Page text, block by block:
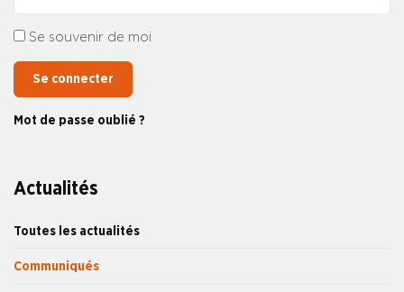
Actualités
Toutes les actualités
Communiqués
Se souvenir de moi
Se connecter
Mot de passe oublié ?